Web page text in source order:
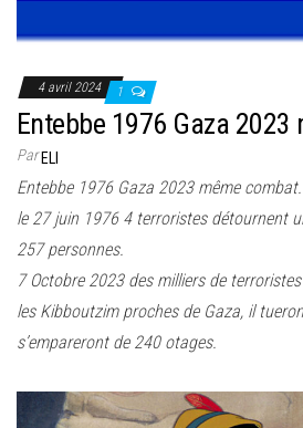
4 avril 2024 1
Entebbe 1976 Gaza
ParELI
Entebbe 1976 Gaza 2023 même
le 27 juin 1976 4 terroristes détournent
257 personnes.
7 Octobre 2023 des milliers de
les Kibboutzim proches de Gaza, il
s’empareront de 240 otages.